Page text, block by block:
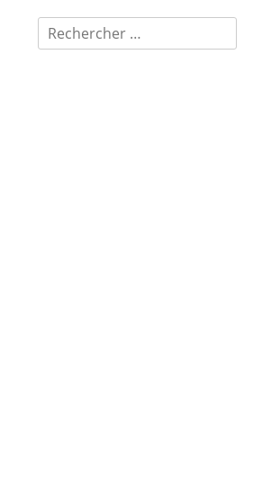
Recherche
pour :